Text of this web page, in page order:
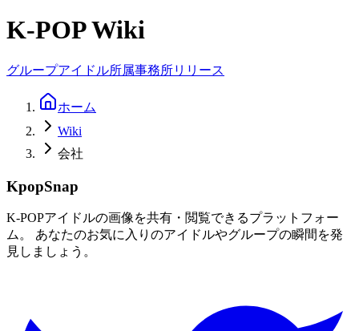
K-POP Wiki
グループアイドル所属事務所リリース
ホーム
Wiki
会社
KpopSnap
K-POPアイドルの画像を共有・閲覧できるプラットフォー
ム。 あなたのお気に入りのアイドルやグループの瞬間を発
見しましょう。